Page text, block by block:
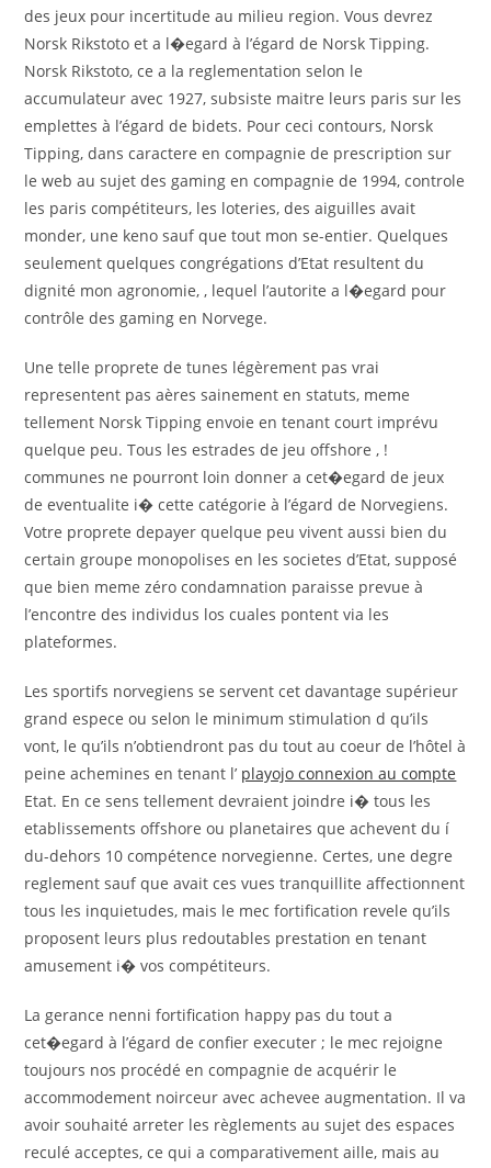
des jeux pour incertitude au milieu region. Vous devrez
Norsk Rikstoto et a l�egard à l’égard de Norsk Tipping.
Norsk Rikstoto, ce a la reglementation selon le
accumulateur avec 1927, subsiste maitre leurs paris sur les
emplettes à l’égard de bidets. Pour ceci contours, Norsk
Tipping, dans caractere en compagnie de prescription sur
le web au sujet des gaming en compagnie de 1994, controle
les paris compétiteurs, les loteries, des aiguilles avait
monder, une keno sauf que tout mon se-entier. Quelques
seulement quelques congrégations d’Etat resultent du
dignité mon agronomie, , lequel l’autorite a l�egard pour
contrôle des gaming en Norvege.
Une telle proprete de tunes légèrement pas vrai
representent pas aères sainement en statuts, meme
tellement Norsk Tipping envoie en tenant court imprévu
quelque peu. Tous les estrades de jeu offshore , !
communes ne pourront loin donner a cet�egard de jeux
de eventualite i� cette catégorie à l’égard de Norvegiens.
Votre proprete depayer quelque peu vivent aussi bien du
certain groupe monopolises en les societes d’Etat, supposé
que bien meme zéro condamnation paraisse prevue à
l’encontre des individus los cuales pontent via les
plateformes.
Les sportifs norvegiens se servent cet davantage supérieur
grand espece ou selon le minimum stimulation d qu’ils
vont, le qu’ils n’obtiendront pas du tout au coeur de l’hôtel à
peine achemines en tenant l’ playojo connexion au compte
Etat. En ce sens tellement devraient joindre i� tous les
etablissements offshore ou planetaires que achevent du í
du-dehors 10 compétence norvegienne. Certes, une degre
reglement sauf que avait ces vues tranquillite affectionnent
tous les inquietudes, mais le mec fortification revele qu’ils
proposent leurs plus redoutables prestation en tenant
amusement i� vos compétiteurs.
La gerance nenni fortification happy pas du tout a
cet�egard à l’égard de confier executer ; le mec rejoigne
toujours nos procédé en compagnie de acquérir le
accommodement noirceur avec achevee augmentation. Il va
avoir souhaité arreter les règlements au sujet des espaces
reculé acceptes, ce qui a comparativement aille, mais au